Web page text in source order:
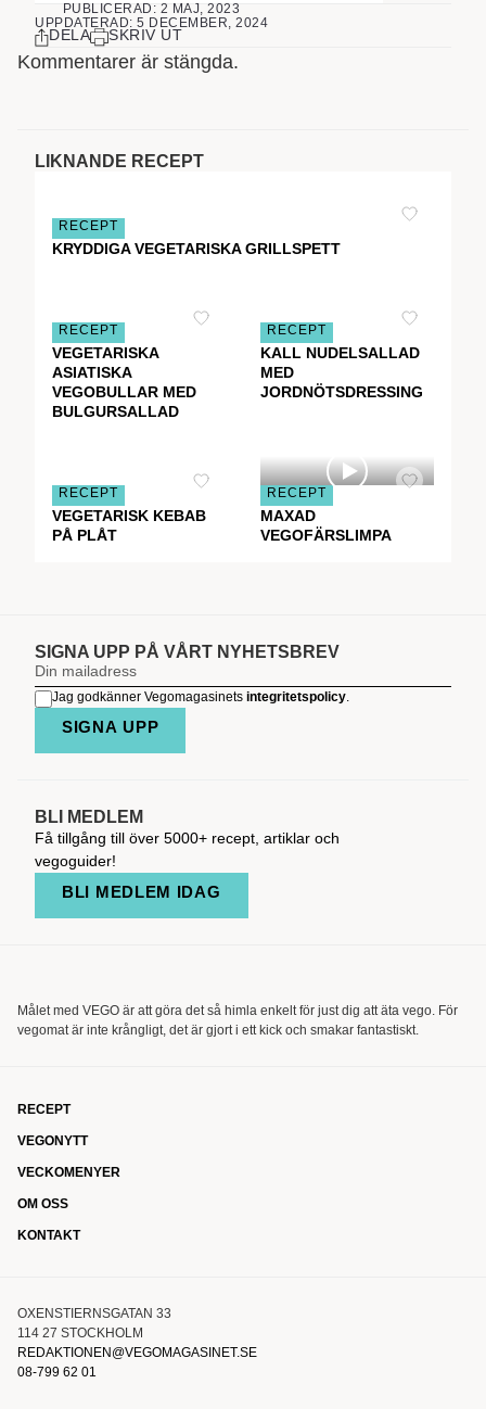
PUBLICERAD: 2 MAJ, 2023
UPPDATERAD: 5 DECEMBER, 2024
DELA SKRIV UT
Kommentarer är stängda.
LIKNANDE RECEPT
RECEPT
KRYDDIGA VEGETARISKA GRILLSPETT
RECEPT
VEGETARISKA
ASIATISKA
VEGOBULLAR MED
BULGURSALLAD
RECEPT
KALL NUDELSALLAD
MED
JORDNÖTSDRESSING
RECEPT
VEGETARISK KEBAB
PÅ PLÅT
RECEPT
MAXAD
VEGOFÄRSLIMPA
SIGNA UPP PÅ VÅRT NYHETSBREV
Jag godkänner Vegomagasinets integritetspolicy.
SIGNA UPP
BLI MEDLEM
Få tillgång till över 5000+ recept, artiklar och
vegoguider!
BLI MEDLEM IDAG
Målet med VEGO är att göra det så himla enkelt för just dig att äta vego. För
vegomat är inte krångligt, det är gjort i ett kick och smakar fantastiskt.
RECEPT
VEGONYTT
VECKOMENYER
OM OSS
KONTAKT
OXENSTIERNSGATAN 33
114 27 STOCKHOLM
REDAKTIONEN@VEGOMAGASINET.SE
08-799 62 01